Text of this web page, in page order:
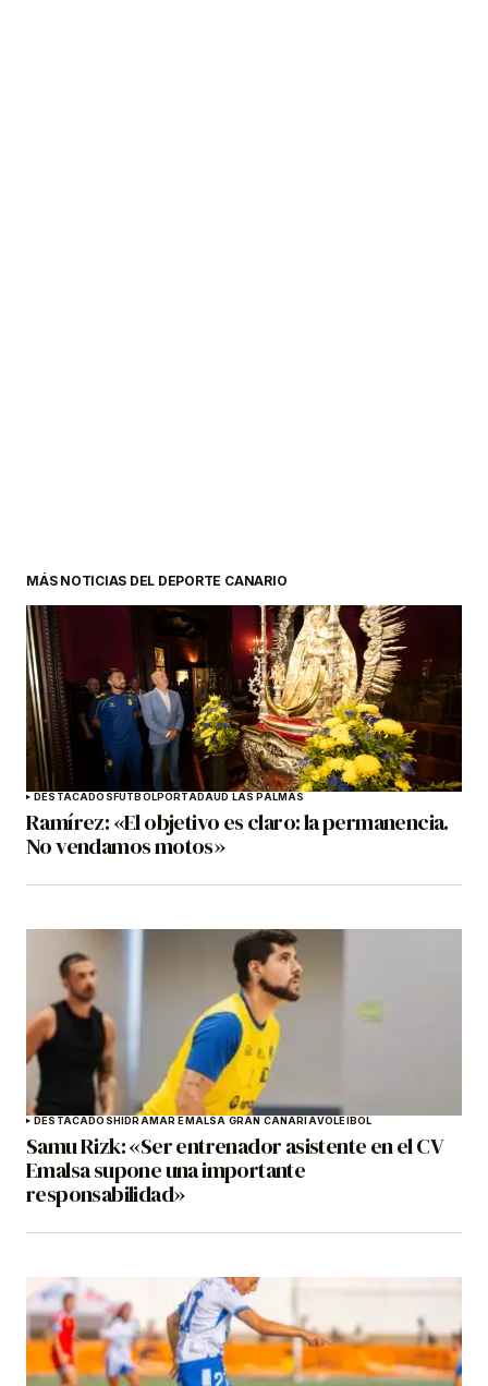
MÁS NOTICIAS DEL DEPORTE CANARIO
DESTACADOSFÚTBOLPORTADAUD LAS PALMAS
Ramírez: «El objetivo es claro: la permanencia.
No vendamos motos»
DESTACADOSHIDRAMAR EMALSA GRAN CANARIAVOLEIBOL
Samu Rizk: «Ser entrenador asistente en el CV
Emalsa supone una importante
responsabilidad»